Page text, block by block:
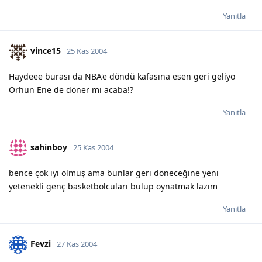
Yanıtla
vince15 25 Kas 2004
Haydeee burası da NBA'e döndü kafasına esen geri geliyo
Orhun Ene de döner mi acaba!?
Yanıtla
sahinboy 25 Kas 2004
bence çok iyi olmuş ama bunlar geri döneceğine yeni
yetenekli genç basketbolcuları bulup oynatmak lazım
Yanıtla
Fevzi 27 Kas 2004